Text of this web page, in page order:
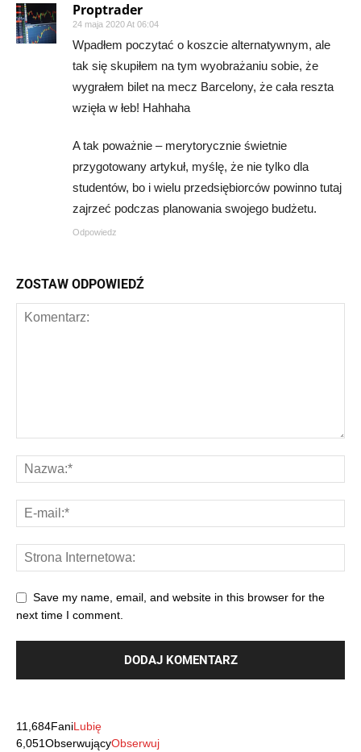
Proptrader
24 maja 2020 At 06:04
Wpadłem poczytać o koszcie alternatywnym, ale
tak się skupiłem na tym wyobrażaniu sobie, że
wygrałem bilet na mecz Barcelony, że cała reszta
wzięła w łeb! Hahhaha
A tak poważnie – merytorycznie świetnie
przygotowany artykuł, myślę, że nie tylko dla
studentów, bo i wielu przedsiębiorców powinno tutaj
zajrzeć podczas planowania swojego budżetu.
Odpowiedz
ZOSTAW ODPOWIEDŹ
Save my name, email, and website in this browser for the
next time I comment.
11,684FaniLubię
6,051ObserwującyObserwuj